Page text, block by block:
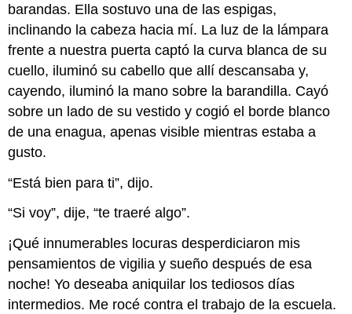
barandas. Ella sostuvo una de las espigas,
inclinando la cabeza hacia mí. La luz de la lámpara
frente a nuestra puerta captó la curva blanca de su
cuello, iluminó su cabello que allí descansaba y,
cayendo, iluminó la mano sobre la barandilla. Cayó
sobre un lado de su vestido y cogió el borde blanco
de una enagua, apenas visible mientras estaba a
gusto.
“Está bien para ti”, dijo.
“Si voy”, dije, “te traeré algo”.
¡Qué innumerables locuras desperdiciaron mis
pensamientos de vigilia y sueño después de esa
noche! Yo deseaba aniquilar los tediosos días
intermedios. Me rocé contra el trabajo de la escuela.